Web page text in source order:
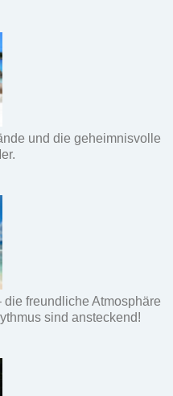
und die geheimnisvolle
freundliche Atmosphäre
sind ansteckend!